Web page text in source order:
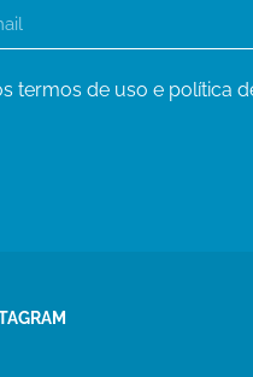
termos de uso e política